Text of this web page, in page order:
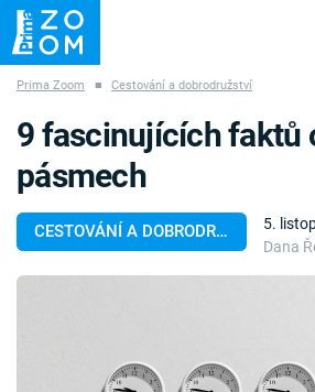
ZÁHADY VETŘELCI DÁVNOVĚKU
Prima Zoom ■ Cestování a dobrodružství
CESTOVÁNÍ A DOBRODRUŽSTVÍ
5.
Dana
9 fascinujících faktů
pásmech